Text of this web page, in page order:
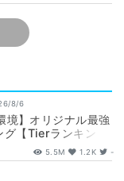
8/6
境】オリジナル最強
グ【Tierランキン
5.5M 1.2K -